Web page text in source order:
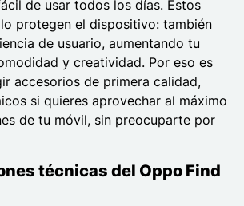
de usar todos los días. Estos
protegen el dispositivo: también
de usuario, aumentando tu
y creatividad. Por eso es
accesorios de primera calidad,
si quieres aprovechar al máximo
de tu móvil, sin preocuparte por
técnicas del Oppo Find